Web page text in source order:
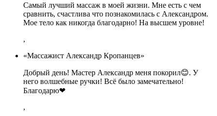
Самый лучший массаж в моей жизни. Мне есть с чем
сравнить, счастлива что познакомилась с Александром.
Мое тело как никогда благодарно! На высшем уровне!
,
«Массажист Александр Кропанцев»
Добрый день! Мастер Александр меня покорил😊. У
него волшебные ручки! Всё было замечательно!
Благодарю❤
,